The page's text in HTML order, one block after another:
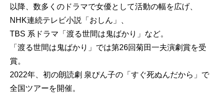
以降、数多くのドラマで女優として活動の幅を広げ、
NHK連続テレビ小説「おしん」、
TBS 系ドラマ「渡る世間は鬼ばかり」など。
「渡る世間は鬼ばかり」では第26回菊田一夫演劇賞を受
賞。
2022年、初の朗読劇 泉ぴん子の「すぐ死ぬんだから」で
全国ツアーを開催。